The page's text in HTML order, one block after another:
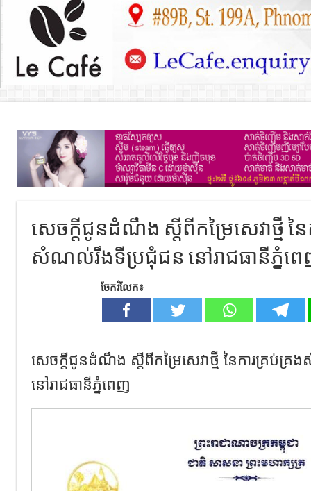
សេចក្ដីជូនដំណឹង ស្ដីពីកម្រៃសេវាថ្មី ន
សំណល់រឹងទីប្រជុំជន នៅរាជធានីភ្នំព
ចែករំលែក៖
សេចក្ដីជូនដំណឹង ស្ដីពីកម្រៃសេវាថ្មី នៃការគ្រប់
នៅរាជធានីភ្នំពេញ